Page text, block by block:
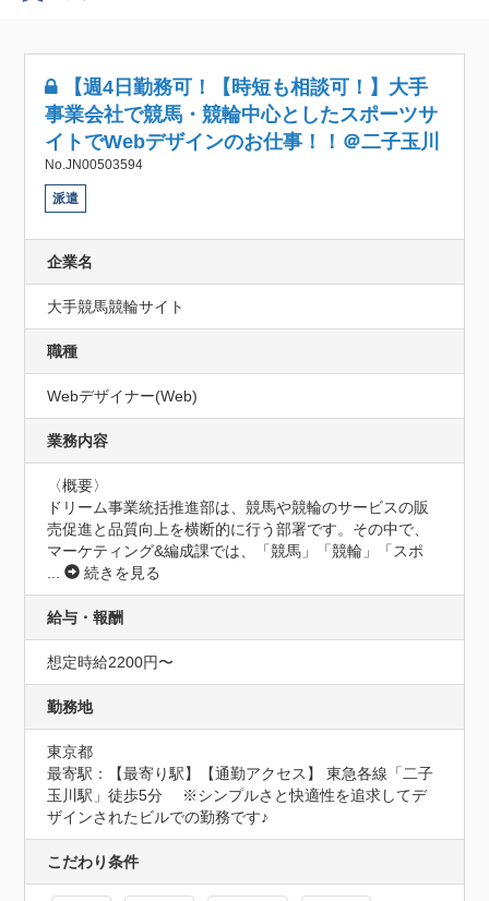
【週4日勤務可！【時短も相談可！】大手
事業会社で競馬・競輪中心としたスポーツサ
イトでWebデザインのお仕事！！＠二子玉川
No.JN00503594
派遣
企業名
大手競馬競輪サイト
職種
Webデザイナー(Web)
業務内容
〈概要〉
ドリーム事業統括推進部は、競馬や競輪のサービスの販
売促進と品質向上を横断的に行う部署です。その中で、
マーケティング&編成課では、「競馬」「競輪」「スポ
...
続きを見る
給与・報酬
想定時給2200円〜
勤務地
東京都
最寄駅：【最寄り駅】【通勤アクセス】 東急各線「二子
玉川駅」徒歩5分　 ※シンプルさと快適性を追求してデ
ザインされたビルでの勤務です♪
こだわり条件